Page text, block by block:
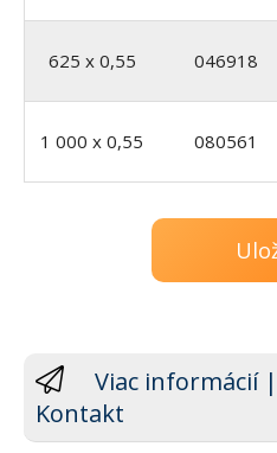
625 x 0,55 046918
1 000 x 0,55 080561
Viac informácií
Kontakt